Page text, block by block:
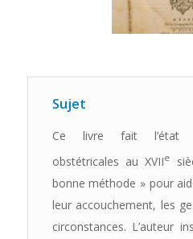
Sujet
Ce livre fait l’état
obstétricales au XVIIe
bonne méthode » pour
leur accouchement, les
circonstances. L’auteur